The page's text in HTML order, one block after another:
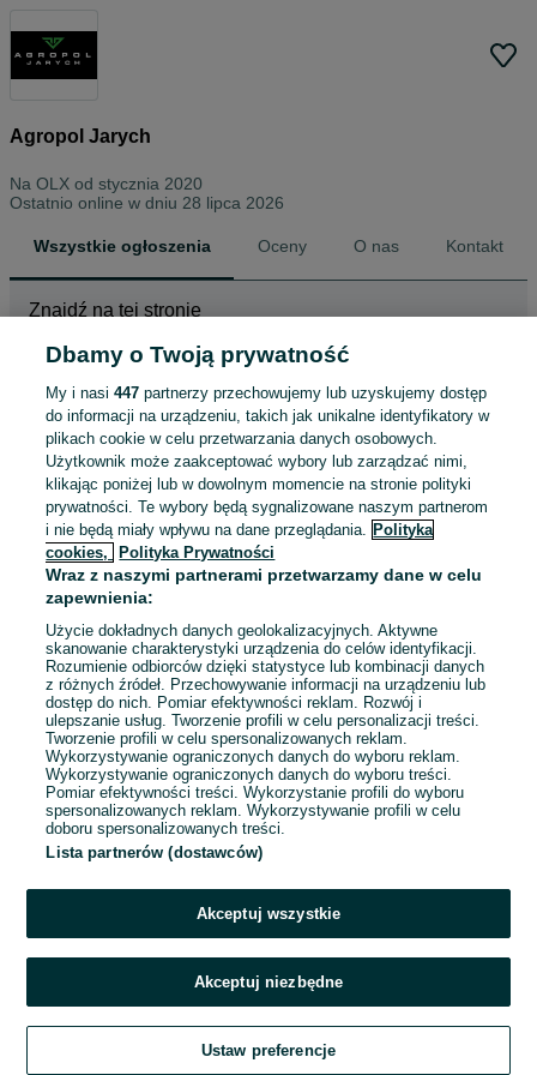
Agropol Jarych
Na OLX od stycznia 2020
Ostatnio online w dniu 28 lipca 2026
Wszystkie ogłoszenia Oceny O nas Kontakt
Znajdź na tej stronie
Wybierz kategorię
ZNALEŹLIŚMY 0
OGŁOSZEŃ
Sortowanie Opcje przeglądania
Przepraszamy, nie znaleźliśmy tego,
czego szukasz.
Zadzwoń / SMS
Dbamy o Twoją prywatność
My i nasi447 partnerzy przechowujemy lub uzyskujemy dostęp
do informacji na urządzeniu, takich jak unikalne identyfikatory w
plikach cookie w celu przetwarzania danych osobowych.
Użytkownik może zaakceptować wybory lub zarządzać nimi,
klikając poniżej lub w dowolnym momencie na stronie polityki
prywatności. Te wybory będą sygnalizowane naszym partnerom
i nie będą miały wpływu na dane przeglądania. Polityka
cookies,
Polityka Prywatności
Wraz z naszymi partnerami przetwarzamy dane w celu
zapewnienia:
Użycie dokładnych danych geolokalizacyjnych. Aktywne
skanowanie charakterystyki urządzenia do celów identyfikacji.
Rozumienie odbiorców dzięki statystyce lub kombinacji danych
z różnych źródeł. Przechowywanie informacji na urządzeniu lub
dostęp do nich. Pomiar efektywności reklam. Rozwój i
ulepszanie usług. Tworzenie profili w celu personalizacji treści.
Tworzenie profili w celu spersonalizowanych reklam.
Wykorzystywanie ograniczonych danych do wyboru reklam.
Wykorzystywanie ograniczonych danych do wyboru treści.
Pomiar efektywności treści. Wykorzystanie profili do wyboru
spersonalizowanych reklam. Wykorzystywanie profili w celu
doboru spersonalizowanych treści.
Lista partnerów (dostawców)
Akceptuj wszystkie
Akceptuj niezbędne
Ustaw preferencje